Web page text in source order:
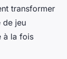
transformer
de jeu
à la fois